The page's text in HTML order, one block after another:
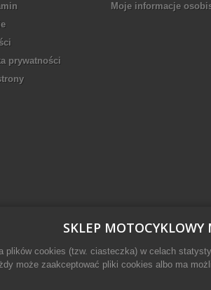
prywatności
Moje informacje
SKLEP
plików cookies (tzw. ciasteczka) w celach
może zaakceptować pliki cookies albo ma